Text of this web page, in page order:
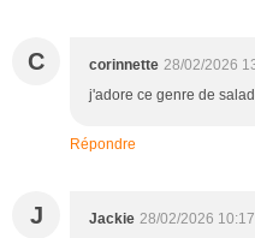
C corinnette 28/02/2026
j'adore ce genre de
Répondre
J Jackie 28/02/2026 10:17